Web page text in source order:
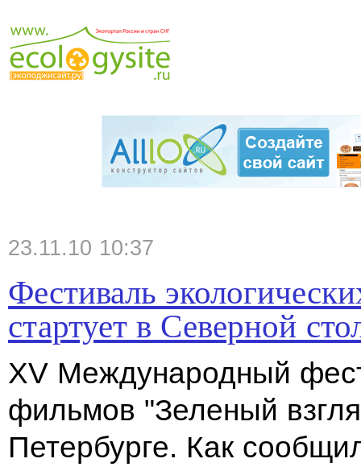
23.11.10 10:37
Фестиваль
стартует в Северной
XV Международный
фильмов "Зеленый
Петербурге. Как